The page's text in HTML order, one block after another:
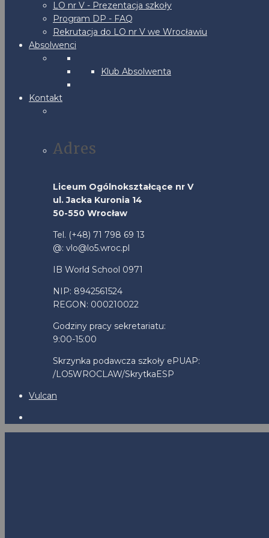
LO nr V - Prezentacja szkoły
Program DP - FAQ
Rekrutacja do LO nr V we Wrocławiu
Absolwenci
Klub Absolwenta
Kontakt
Adres
Liceum Ogólnokształcące nr V
ul. Jacka Kuronia 14
50-550 Wrocław
Tel. (+48) 71 798 69 13
@: vlo@lo5.wroc.pl
IB World School 0971
NIP: 8942561524
REGON: 000210022
Godziny pracy sekretariatu:
9:00-15:00
Skrzynka podawcza szkoły ePUAP:
/LO5WROCLAW/SkrytkaESP
Vulcan